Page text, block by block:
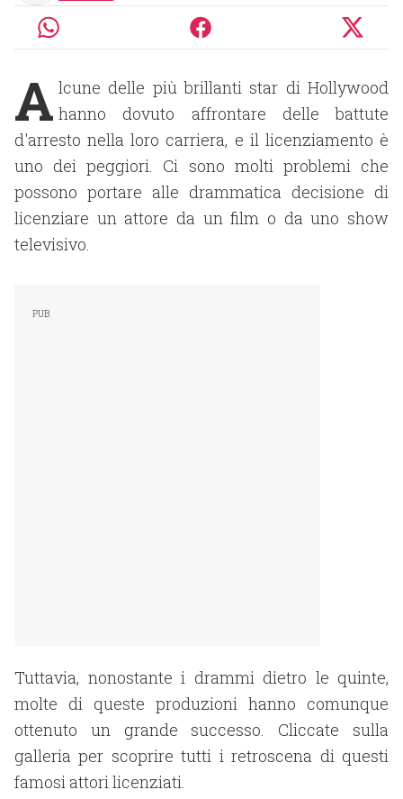
A lcune delle più brillanti star di Hollywood
hanno dovuto affrontare delle battute
d'arresto nella loro carriera, e il licenziamento è
uno dei peggiori. Ci sono molti problemi che
possono portare alle drammatica decisione di
licenziare un attore da un film o da uno show
televisivo.
Tuttavia, nonostante i drammi dietro le quinte,
molte di queste produzioni hanno comunque
ottenuto un grande successo. Cliccate sulla
galleria per scoprire tutti i retroscena di questi
famosi attori licenziati.